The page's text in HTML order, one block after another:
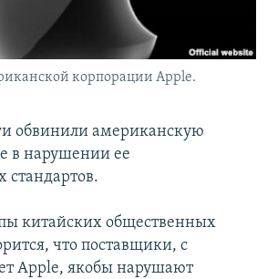
корпорации Apple.
обвинили американскую
в нарушении ее
стандартов.
китайских общественных
что поставщики, с
Apple, якобы нарушают